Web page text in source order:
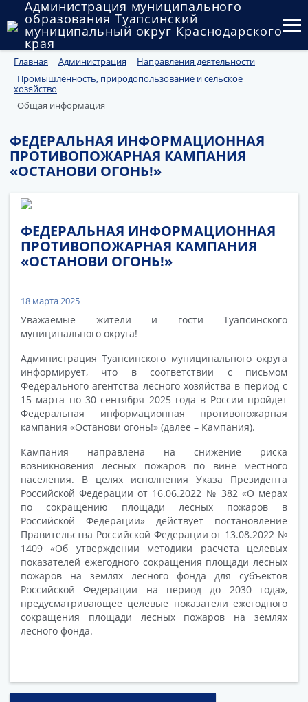
Администрация муниципального
образования Туапсинский
муниципальный округ Краснодарского
края
Округ
Администрация
Государственный и муниципальный контроль
Документы
Главная Администрация
Направления деятельности
Промышленность, природопользование и сельское
хозяйство
Общая информация
ФЕДЕРАЛЬНАЯ ИНФОРМАЦИОННАЯ
ПРОТИВОПОЖАРНАЯ КАМПАНИЯ
«ОСТАНОВИ ОГОНЬ!»
ФЕДЕРАЛЬНАЯ ИНФОРМАЦИОННАЯ
ПРОТИВОПОЖАРНАЯ КАМПАНИЯ
«ОСТАНОВИ ОГОНЬ!»
18 марта 2025
Уважаемые жители и гости Туапсинского
муниципального округа!
Администрация Туапсинского муниципального округа
информирует, что в соответствии с письмом
Федерального агентства лесного хозяйства в период с
15 марта по 30 сентября 2025 года в России пройдет
Федеральная информационная противопожарная
кампания «Останови огонь!» (далее – Кампания).
Кампания направлена на снижение риска
возникновения лесных пожаров по вине местного
населения. В целях исполнения Указа Президента
Российской Федерации от 16.06.2022 № 382 «О мерах
по сокращению площади лесных пожаров в
Российской Федерации» действует постановление
Правительства Российской Федерации от 13.08.2022 №
1409 «Об утверждении методики расчета целевых
показателей ежегодного сокращения площади лесных
пожаров на землях лесного фонда для субъектов
Российской Федерации на период до 2030 года»,
предусматривающее целевые показатели ежегодного
сокращения площади лесных пожаров на землях
лесного фонда.